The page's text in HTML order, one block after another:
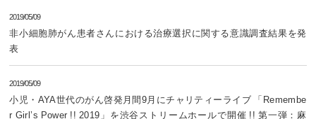
2019/05/09
非小細胞肺がん患者さんにおける治療選択に関する意識調査結果を発
表
2019/05/09
小児・AYA世代のがん啓発月間9月にチャリティーライブ 「Remembe
r Girl’s Power !! 2019」を渋谷ストリームホールで開催 !! 第一弾：麻